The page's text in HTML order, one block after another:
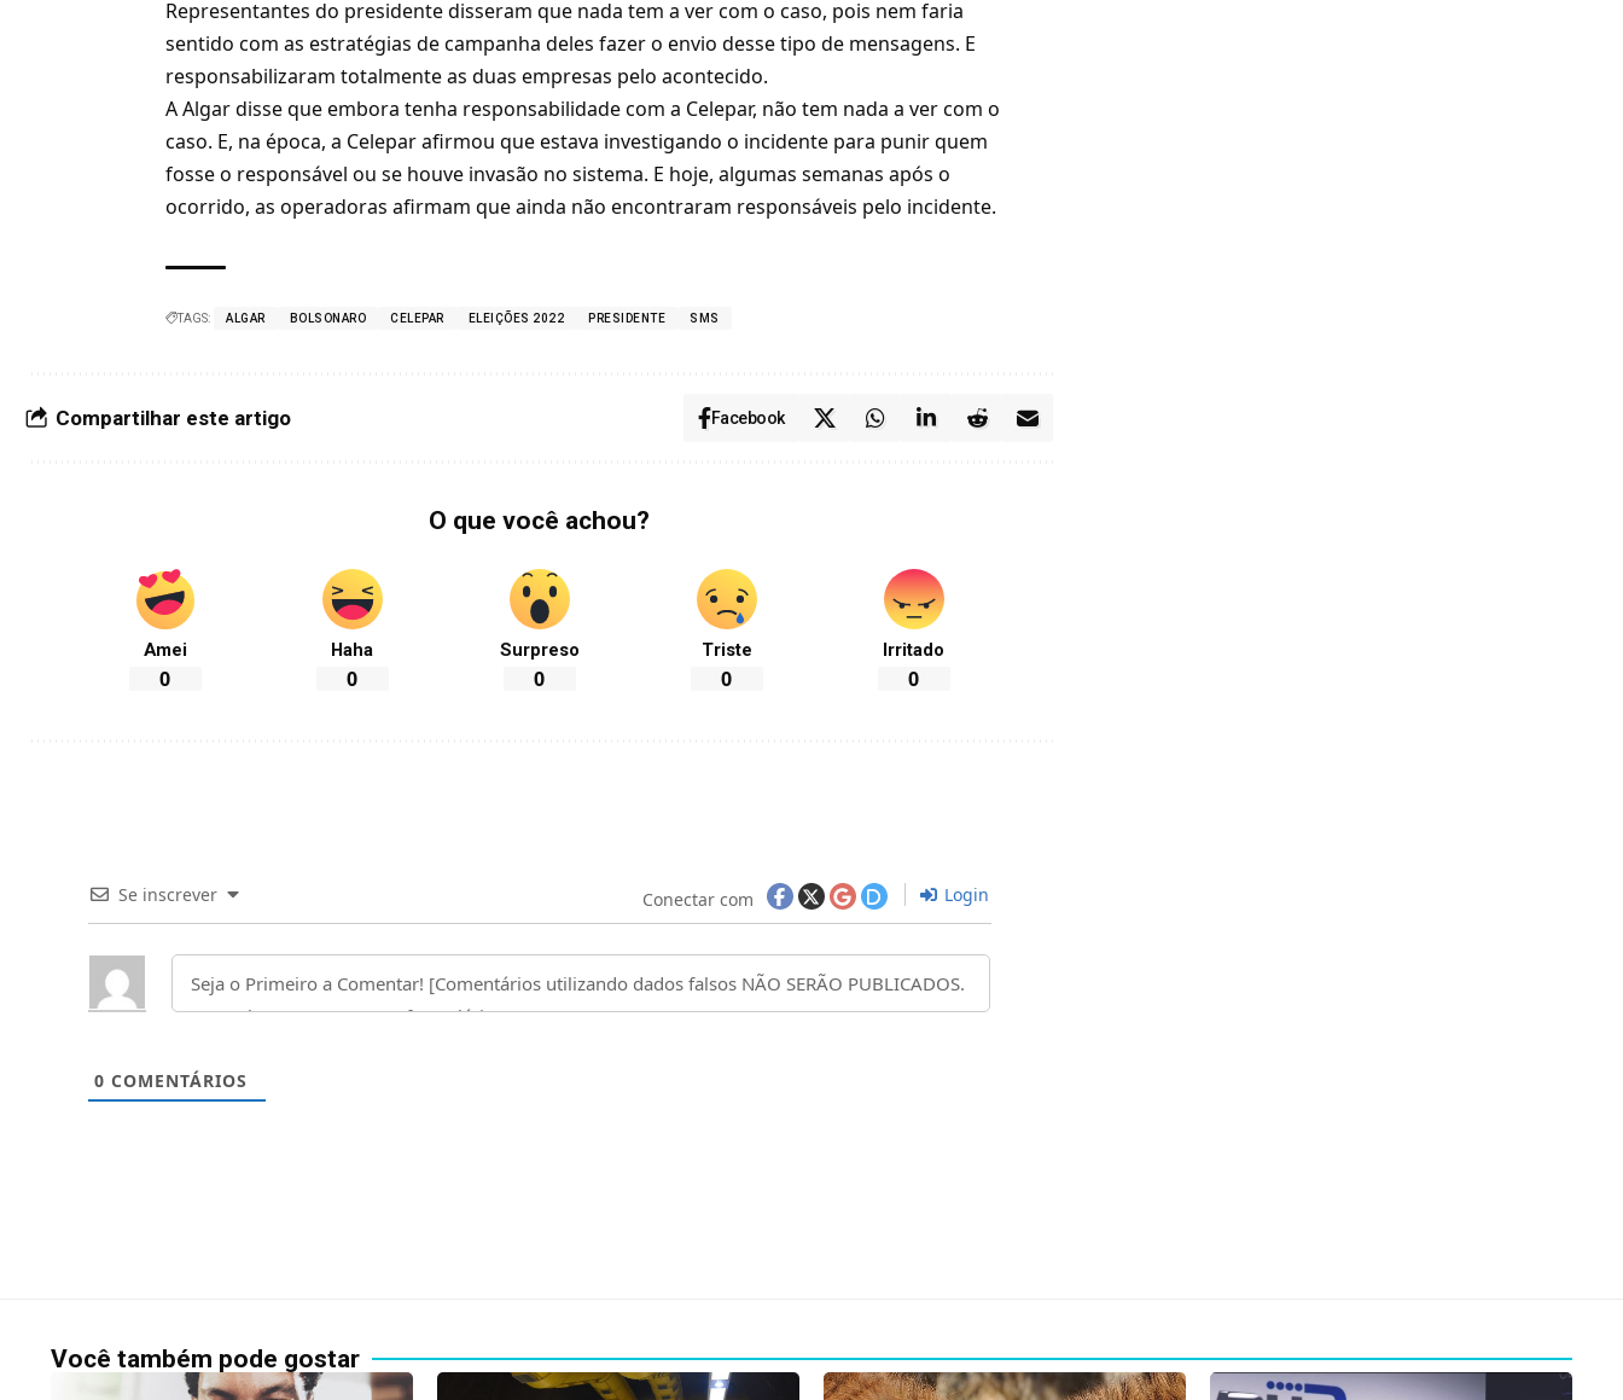
Representantes do presidente disseram que nada tem a ver com o caso, pois nem faria
sentido com as estratégias de campanha deles fazer o envio desse tipo de mensagens. E
responsabilizaram totalmente as duas empresas pelo acontecido.
A Algar disse que embora tenha responsabilidade com a Celepar, não tem nada a ver com o
caso. E, na época, a Celepar afirmou que estava investigando o incidente para punir quem
fosse o responsável ou se houve invasão no sistema. E hoje, algumas semanas após o
ocorrido, as operadoras afirmam que ainda não encontraram responsáveis pelo incidente.
TAGS: ALGAR BOLSONARO CELEPAR ELEIÇÕES 2022 PRESIDENTE SMS
Compartilhar este artigo Facebook
O que você achou?
Amei
0
Haha
0
Surpreso
0
Triste
0
Irritado
0
Se inscrever Conectar com Login
0 COMENTÁRIOS
Você também pode gostar